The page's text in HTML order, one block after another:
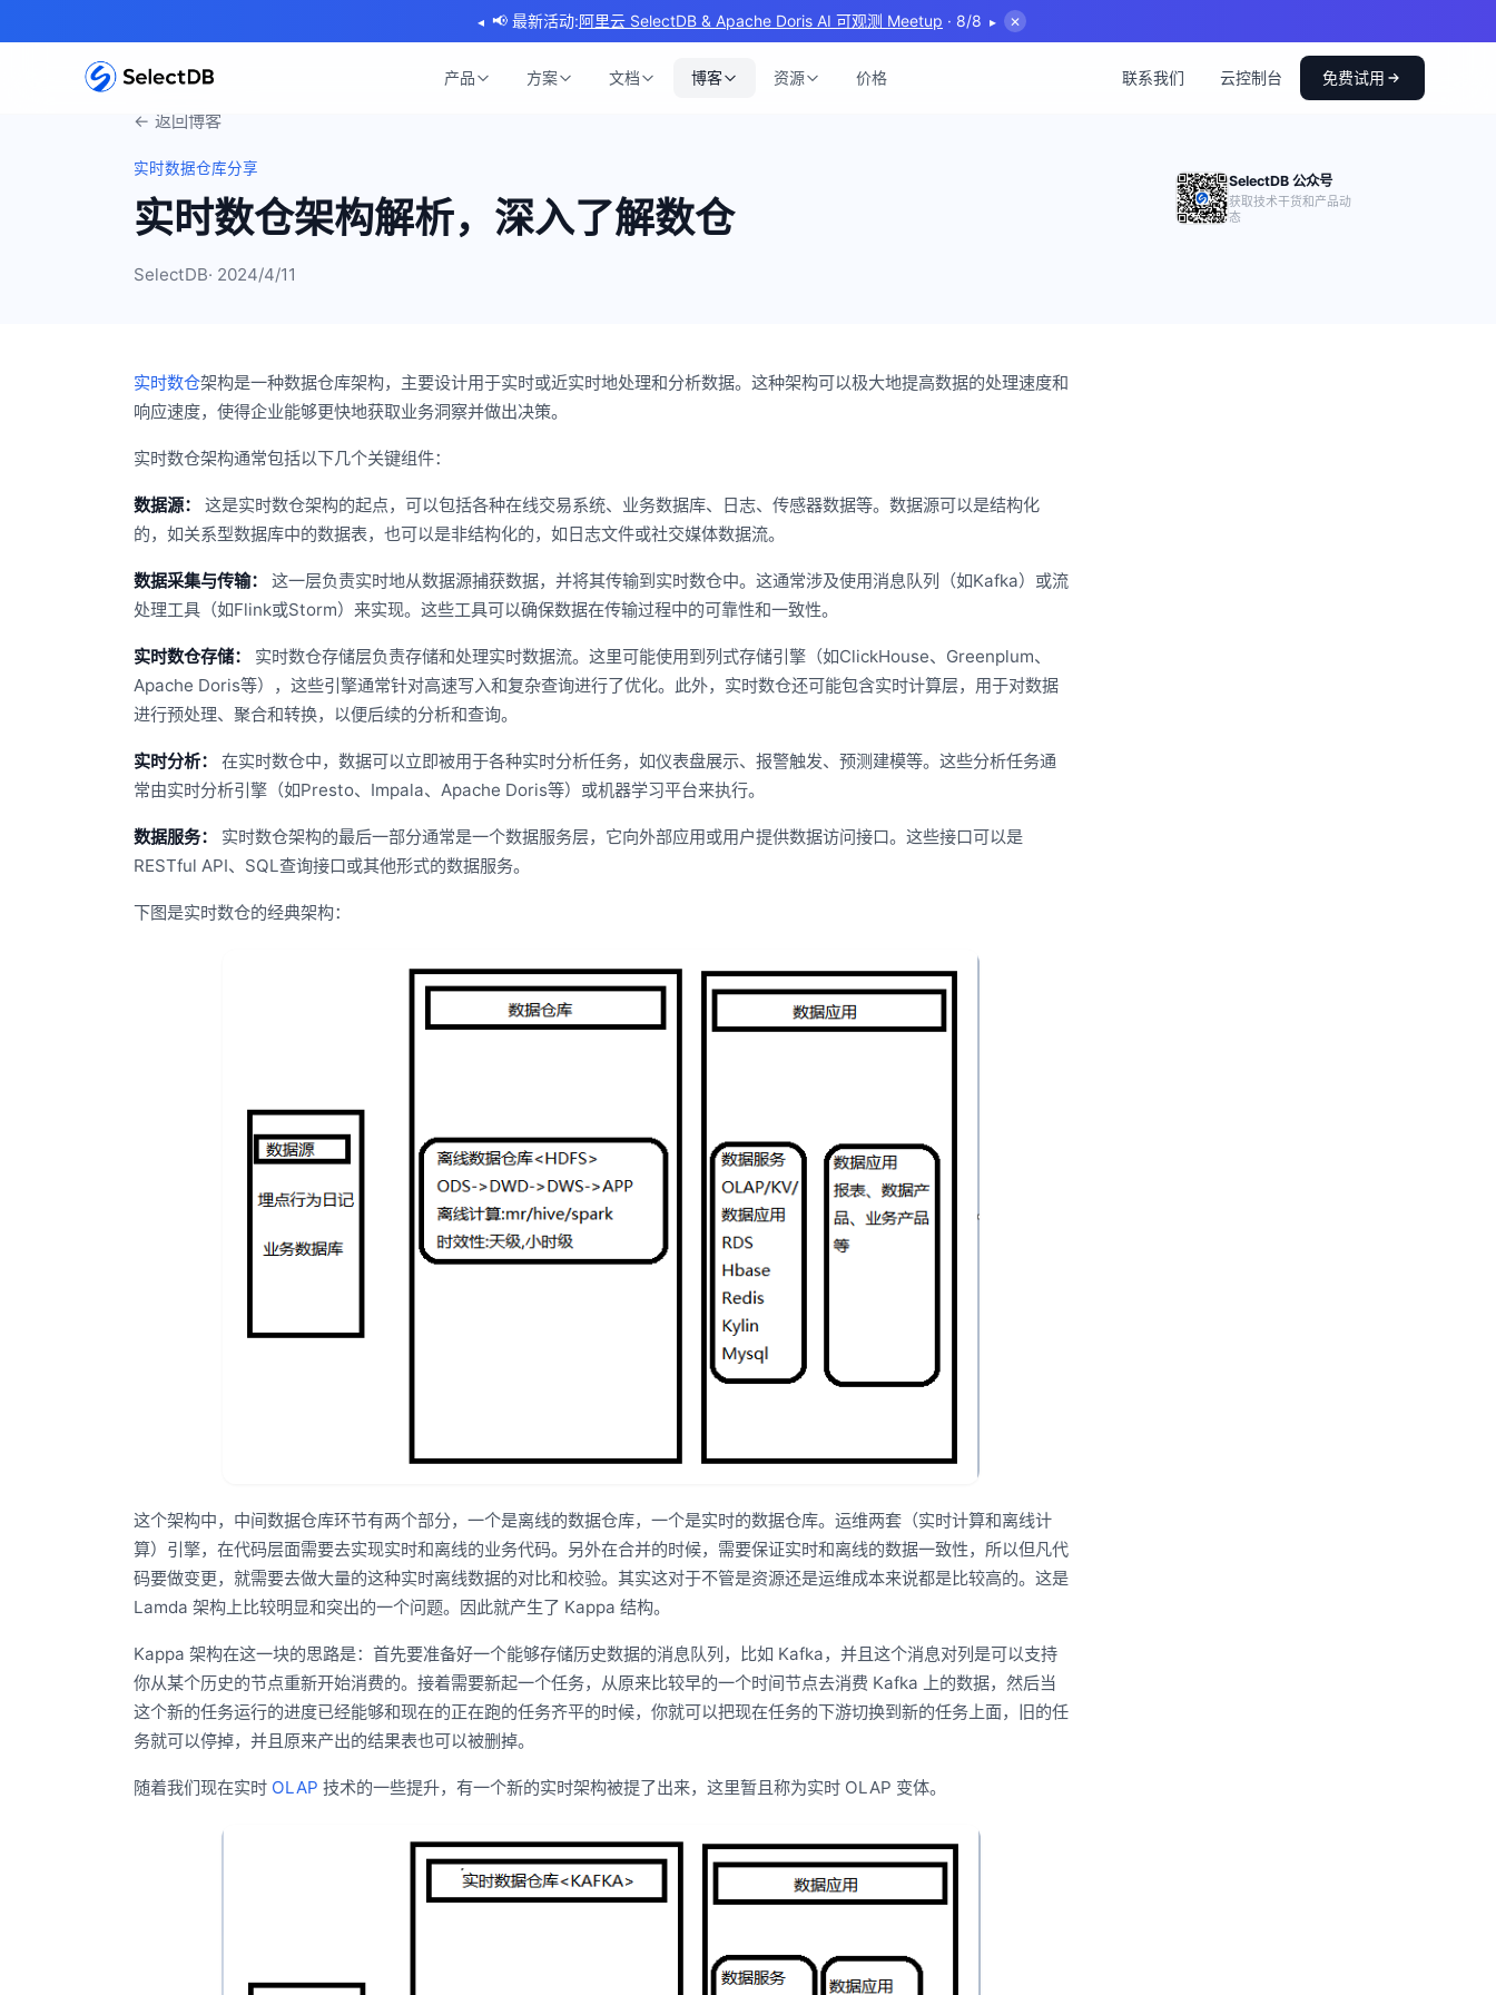
◂ 📢 最新活动:阿里云 SelectDB & Apache Doris AI 可观测 Meetup · 8/8 ▸ ✕
产品 方案 文档 博客 资源 价格 联系我们 云控制台 免费试用
← 返回博客
实时数据仓库分享
实时数仓架构解析，深入了解数仓
SelectDB· 2024/4/11
SelectDB 公众号
获取技术干货和产品动
态
实时数仓架构是一种数据仓库架构，主要设计用于实时或近实时地处理和分析数据。这种架构可以极大地提高数据的处理速度和
响应速度，使得企业能够更快地获取业务洞察并做出决策。
实时数仓架构通常包括以下几个关键组件：
数据源：
这是实时数仓架构的起点，可以包括各种在线交易系统、业务数据库、日志、传感器数据等。数据源可以是结构化
的，如关系型数据库中的数据表，也可以是非结构化的，如日志文件或社交媒体数据流。
数据采集与传输：
这一层负责实时地从数据源捕获数据，并将其传输到实时数仓中。这通常涉及使用消息队列（如Kafka）或流
处理工具（如Flink或Storm）来实现。这些工具可以确保数据在传输过程中的可靠性和一致性。
实时数仓存储：
实时数仓存储层负责存储和处理实时数据流。这里可能使用到列式存储引擎（如ClickHouse、Greenplum、
Apache Doris等），这些引擎通常针对高速写入和复杂查询进行了优化。此外，实时数仓还可能包含实时计算层，用于对数据
进行预处理、聚合和转换，以便后续的分析和查询。
实时分析：
在实时数仓中，数据可以立即被用于各种实时分析任务，如仪表盘展示、报警触发、预测建模等。这些分析任务通
常由实时分析引擎（如Presto、Impala、Apache Doris等）或机器学习平台来执行。
数据服务：
实时数仓架构的最后一部分通常是一个数据服务层，它向外部应用或用户提供数据访问接口。这些接口可以是
RESTful API、SQL查询接口或其他形式的数据服务。
下图是实时数仓的经典架构：
这个架构中，中间数据仓库环节有两个部分，一个是离线的数据仓库，一个是实时的数据仓库。运维两套（实时计算和离线计
算）引擎，在代码层面需要去实现实时和离线的业务代码。另外在合并的时候，需要保证实时和离线的数据一致性，所以但凡代
码要做变更，就需要去做大量的这种实时离线数据的对比和校验。其实这对于不管是资源还是运维成本来说都是比较高的。这是
Lamda 架构上比较明显和突出的一个问题。因此就产生了 Kappa 结构。
Kappa 架构在这一块的思路是：首先要准备好一个能够存储历史数据的消息队列，比如 Kafka，并且这个消息对列是可以支持
你从某个历史的节点重新开始消费的。接着需要新起一个任务，从原来比较早的一个时间节点去消费 Kafka 上的数据，然后当
这个新的任务运行的进度已经能够和现在的正在跑的任务齐平的时候，你就可以把现在任务的下游切换到新的任务上面，旧的任
务就可以停掉，并且原来产出的结果表也可以被删掉。
随着我们现在实时 OLAP 技术的一些提升，有一个新的实时架构被提了出来，这里暂且称为实时 OLAP 变体。